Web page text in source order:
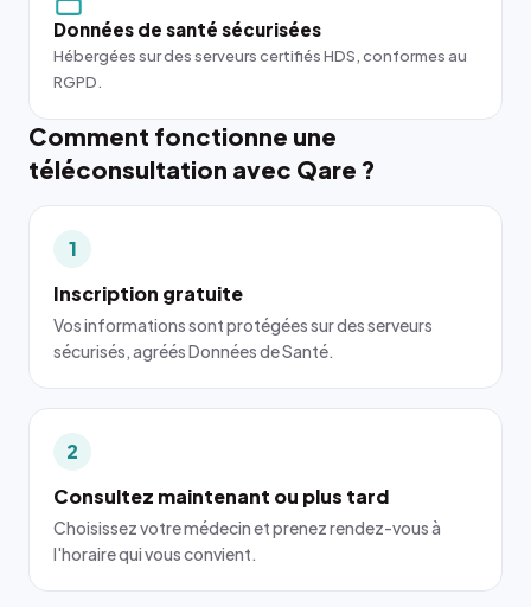
Données de santé sécurisées
Hébergées sur des serveurs certifiés HDS, conformes au
RGPD.
Comment fonctionne une
téléconsultation avec Qare ?
1
Inscription gratuite
Vos informations sont protégées sur des serveurs
sécurisés, agréés Données de Santé.
2
Consultez maintenant ou plus tard
Choisissez votre médecin et prenez rendez-vous à
l'horaire qui vous convient.